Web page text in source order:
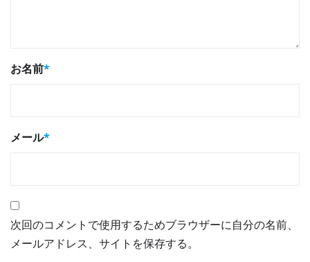
お名前*
メール*
次回のコメントで使用するためブラウザーに自分の名前、
メールアドレス、サイトを保存する。